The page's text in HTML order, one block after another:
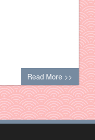
Read More >>